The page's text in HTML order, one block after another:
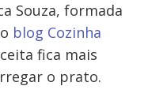
Souza, formada
blog Cozinha
fica mais
o prato.